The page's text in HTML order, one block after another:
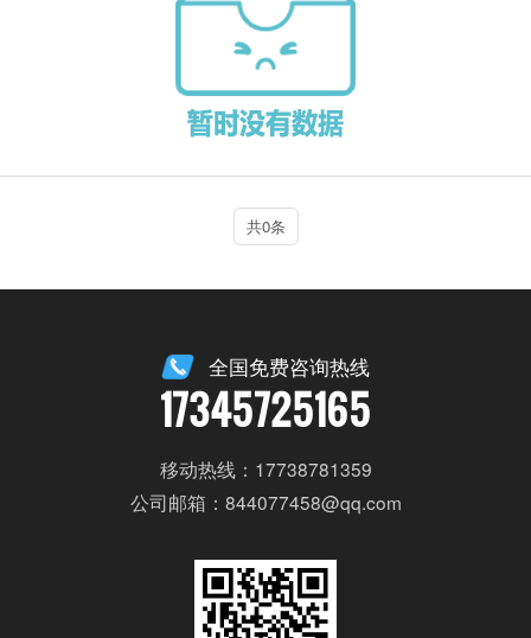
共0条
全国免费咨询热线
17345725165
移动热线：17738781359
公司邮箱：844077458@qq.com